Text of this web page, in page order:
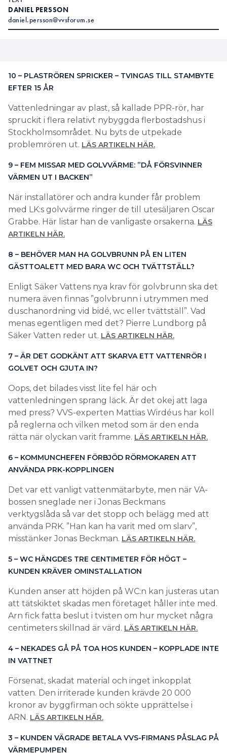
DANIEL PERSSON
daniel.persson@vvsforum.se
10 – PLASTRÖREN SPRICKER – TVINGAS TILL STAMBYTE
EFTER 15 ÅR
Vattenledningar av plast, så kallade PPR-rör, har
spruckit i flera relativt nybyggda flerbostadshus i
Stockholmsområdet. Nu byts de utpekade
problemrören ut. LÄS ARTIKELN HÄR.
9 – FEM MISSAR MED GOLVVÄRME: ”DÅ FÖRSVINNER
VÄRMEN UT I BACKEN”
När installatörer och andra kunder får problem
med LK:s golvvärme ringer de till utesäljaren Oscar
Grabbe. Här listar han de vanligaste orsakerna. LÄS
ARTIKELN HÄR.
8 – BEHÖVER MAN HA GOLVBRUNN PÅ EN LITEN
GÄSTTOALETT MED BARA WC OCH TVÄTTSTÄLL?
Enligt Säker Vattens nya krav för golvbrunn ska det
numera även finnas ”golvbrunn i utrymmen med
duschanordning vid bidé, wc eller tvättställ”. Vad
menas egentligen med det? Pierre Lundborg på
Säker Vatten reder ut. LÄS ARTIKELN HÄR.
7 – ÄR DET GODKÄNT ATT SKARVA ETT VATTENRÖR I
GOLVET OCH GJUTA IN?
Oops, det bilades visst lite fel här och
vattenledningen sprang läck. Är det okej att laga
med press? VVS-experten Mattias Wirdéus har koll
på reglerna och vilken metod som är den enda
rätta när olyckan varit framme. LÄS ARTIKELN HÄR.
6 – KOMMUNCHEFEN FÖRBJÖD RÖRMOKAREN ATT
ANVÄNDA PRK-KOPPLINGEN
Det var ett vanligt vattenmätarbyte, men när VA-
bossen sneglade ner i Jonas Beckmans
verktygslåda så var det stopp och belägg med att
använda PRK. ”Han kan ha varit med om slarv”,
misstänker Jonas Beckman. LÄS ARTIKELN HÄR.
5 – WC HÄNGDES TRE CENTIMETER FÖR HÖGT –
KUNDEN KRÄVER OMINSTALLATION
Kunden anser att höjden på WC:n kan justeras utan
att tätskiktet skadas men företaget håller inte med.
Arn fick fatta beslut i tvisten om hur mycket några
centimeters skillnad är värd. LÄS ARTIKELN HÄR.
4 – NEKADES GÅ PÅ TOA HOS KUNDEN – KOPPLADE INTE
IN VATTNET
Försenat, skadat material och inget inkopplat
vatten. Den irriterade kunden krävde 20 000
kronor av byggfirman och sökte upprättelse i
ARN. LÄS ARTIKELN HÄR.
3 – KUNDEN VÄGRADE BETALA VVS-FIRMANS PÅSLAG PÅ
VÄRMEPUMPEN